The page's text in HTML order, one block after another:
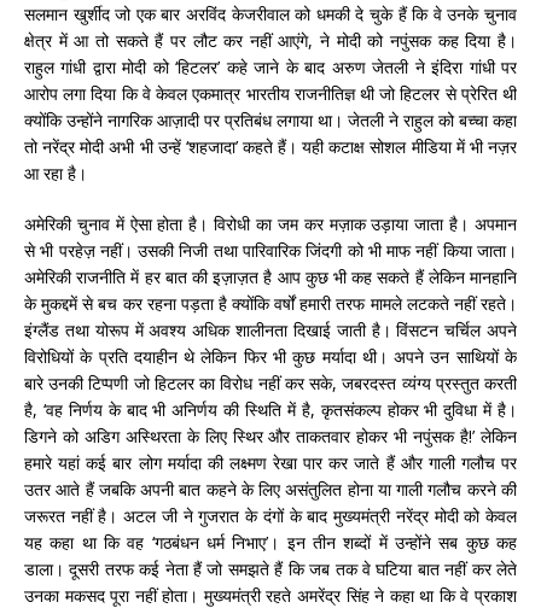
सलमान खुर्शीद जो एक बार अरविंद केजरीवाल को धमकी दे चुके हैं कि वे उनके चुनाव
क्षेत्र में आ तो सकते हैं पर लौट कर नहीं आएंगे, ने मोदी को नपुंसक कह दिया है।
राहुल गांधी द्वारा मोदी को ‘हिटलर’ कहे जाने के बाद अरुण जेतली ने इंदिरा गांधी पर
आरोप लगा दिया कि वे केवल एकमात्र भारतीय राजनीतिज्ञ थी जो हिटलर से प्रेरित थी
क्योंकि उन्होंने नागरिक आज़ादी पर प्रतिबंध लगाया था। जेतली ने राहुल को बच्चा कहा
तो नरेंद्र मोदी अभी भी उन्हें ‘शहजादा’ कहते हैं। यही कटाक्षसोशल मीडिया में भी नज़र
आ रहा है।
अमेरिकी चुनाव में ऐसा होता है। विरोधी का जम कर मज़ाक उड़ाया जाता है। अपमान
से भी परहेज़ नहीं। उसकी निजी तथा पारिवारिक जिंदगी को भी माफ नहीं किया जाता।
अमेरिकी राजनीति में हर बात की इज़ाज़त है आप कुछ भी कह सकते हैं लेकिन मानहानि
के मुकद्दमें से बच कर रहना पड़ता है क्योंकि वर्षों हमारी तरफ मामले लटकते नहीं रहते।
इंग्लैंड तथा योरूप में अवश्य अधिक शालीनता दिखाई जाती है। विंसटन चर्चिल अपने
विरोधियों के प्रति दयाहीन थे लेकिन फिर भी कुछ मर्यादा थी। अपने उन साथियों के
बारे उनकी टिप्पणी जो हिटलर का विरोध नहीं कर सके, जबरदस्त व्यंग्य प्रस्तुत करती
है, ‘वह निर्णय के बाद भी अनिर्णय की स्थिति में है, कृतसंकल्प होकर भी दुविधा में है।
डिगने को अडिग अस्थिरता के लिए स्थिर और ताकतवार होकर भी नपुंसक है!’ लेकिन
हमारे यहां कई बार लोग मर्यादा की लक्ष्मण रेखा पार कर जाते हैं और गाली गलौच पर
उतर आते हैं जबकि अपनी बात कहने के लिए असंतुलित होना या गाली गलौच करने की
जरूरत नहीं है। अटल जी ने गुजरात के दंगों के बाद मुख्यमंत्री नरेंद्र मोदी को केवल
यह कहा था कि वह ‘गठबंधन धर्म निभाए’। इन तीन शब्दों में उन्होंने सब कुछ कह
डाला। दूसरी तरफ कई नेता हैं जो समझते हैं कि जब तक वे घटिया बात नहीं कर लेते
उनका मकसद पूरा नहीं होता। मुख्यमंत्री रहते अमरेंद्र सिंह ने कहा था कि वे प्रकाश